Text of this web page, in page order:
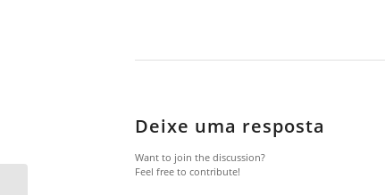
Deixe uma resposta
Want to join the discussion?
Feel free to contribute!